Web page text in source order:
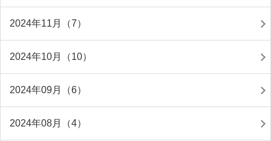
2024年11月（7）
2024年10月（10）
2024年09月（6）
2024年08月（4）